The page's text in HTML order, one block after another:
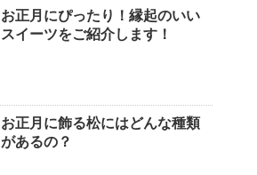
お正月にぴったり！縁起のいい
スイーツをご紹介します！
お正月に飾る松にはどんな種類
があるの？